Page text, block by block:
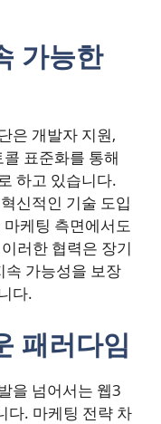
가능한
은 개발자 지원,
표준화를 통해
하고 있습니다.
신적인 기술 도입
케팅 측면에서도
러한 협력은 장기
속 가능성을 보장
다.
패러다임
을 넘어서는 웹3
다. 마케팅 전략 차